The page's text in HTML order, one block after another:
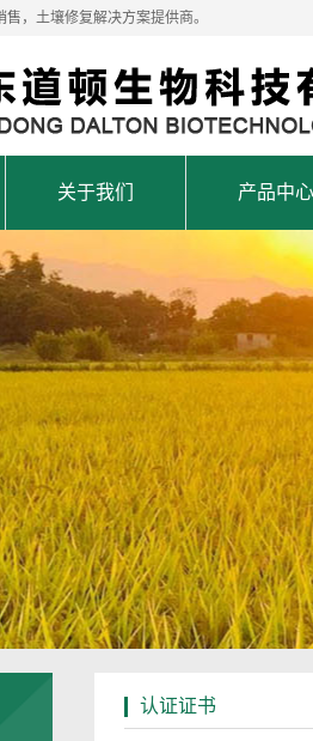
，土壤修复解决方案提供商。
关于我们 产品中心
认证证书